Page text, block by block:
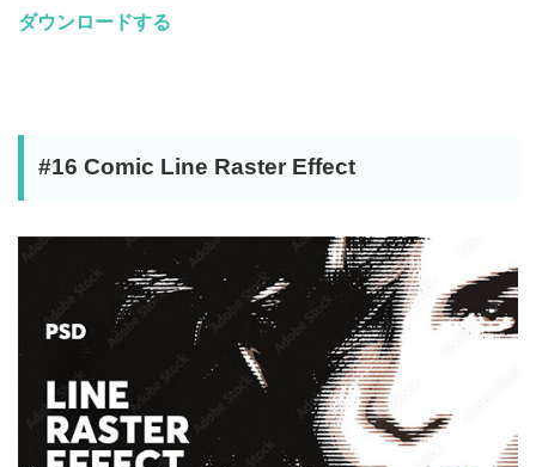
ダウンロードする
#16 Comic Line Raster Effect